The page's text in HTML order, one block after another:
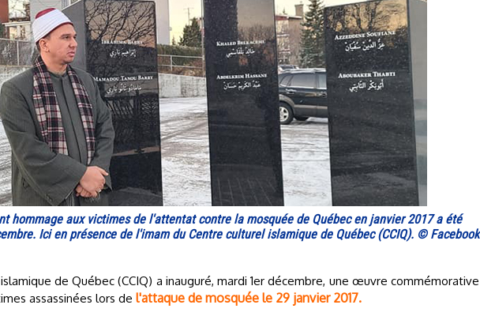
hommage aux victimes de l'attentat contre la mosquée de Québec en janvier 2017 a été
Ici en présence de l'imam du Centre culturel islamique de Québec (CCIQ). © Facebook
de Québec (CCIQ) a inauguré, mardi 1er décembre, une œuvre commémorative
assassinées lors de l'attaque de mosquée le 29 janvier 2017.